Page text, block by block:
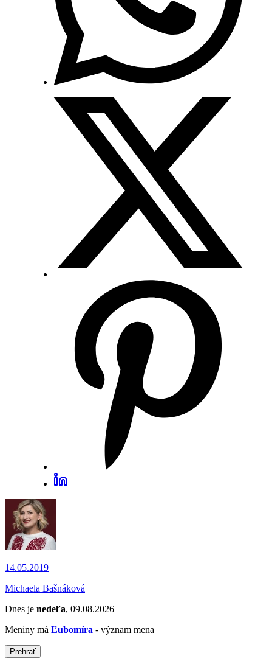
14.05.2019
Michaela Bašnáková
Dnes je nedeľa, 09.08.2026
Meniny má Ľubomíra - význam mena
Prehrať